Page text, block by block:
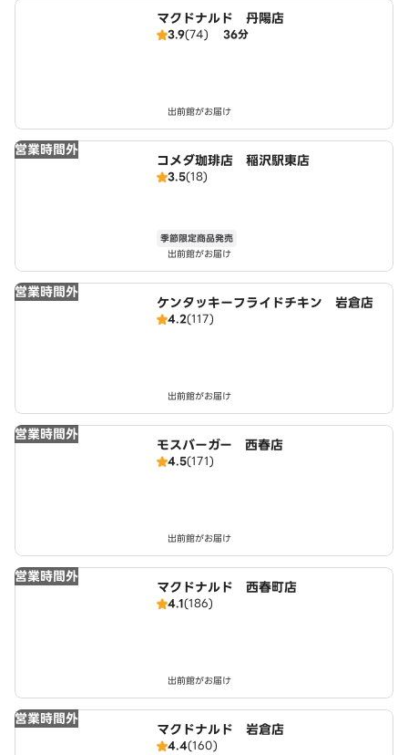
マクドナルド 丹陽店
3.9(74) 36分
出前館がお届け
営業時間外
コメダ珈琲店 稲沢駅東店
3.5(18)
季節限定商品発売
出前館がお届け
営業時間外
ケンタッキーフライドチキン 岩倉店
4.2(117)
出前館がお届け
営業時間外
モスバーガー 西春店
4.5(171)
出前館がお届け
営業時間外
マクドナルド 西春町店
4.1(186)
出前館がお届け
営業時間外
マクドナルド 岩倉店
4.4(160)